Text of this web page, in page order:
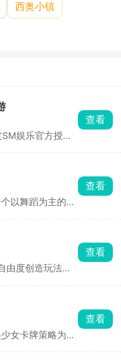
西奥小镇
SM娱乐官方授
幕完成击打，精
推进曲目演奏。
了完整的闯关养
大核心系统。满
查看
以舞蹈为主的幻
其他玩家同台竞
鉴能力和身体灵
音乐曲库，环境
成为你心目中的
查看
由度创造玩法并
像素方块搭建而
脑海中的构想变
欣赏的专属像素
成就感被无限放
查看
女卡牌策略为主
查看